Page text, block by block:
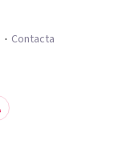
Contacta